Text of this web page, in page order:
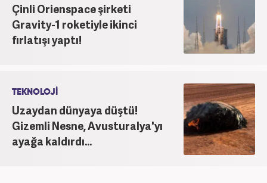
Çinli Orienspace şirketi
Gravity-1 roketiyle ikinci
fırlatışı yaptı!
TEKNOLOJİ
Uzaydan dünyaya düştü!
Gizemli Nesne, Avusturalya'yı
ayağa kaldırdı...